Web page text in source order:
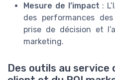
Mesure de l’impact :
des performances
prise de décision et
marketing.
Des outils au service